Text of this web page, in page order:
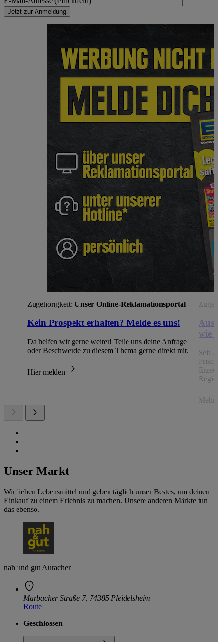
Jetzt zur Anmeldung
Zugehörigkeit: Unser Online-Reklamationsportal
Kein Prospekt erhalten? Melde es uns!
Da helfen wir gerne weiter! Teile uns deine Anfrage
oder Beschwerde zu diesem Thema gerne direkt mit.
Hier melden
Aus
wie
Seit
Mehr
Unser Markt
Wir lieben Lebensmittel und geben täglich unser Bestes, um deinen
Einkauf zu einem Erlebnis zu machen. Unsere anderen Märkte tun
das ebenso.
nah und gut Auracher
Marbacher Straße 7, 74385 Pleidelsheim
Route
Geschlossen